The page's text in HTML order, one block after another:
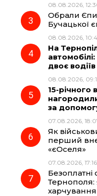
k
a
08.08.2026,
Обрали
Бучацької
08.08.2026,
На
двоє
08.08.2026,
15-річного
за
07.08.2026,
Як
перший
«єОселя»
07.08.2026, 17:16
Безоплатні
Тернополя:
харчування